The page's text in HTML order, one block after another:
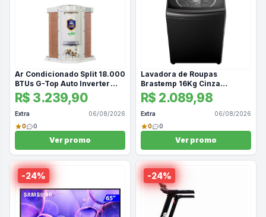
Ar Condicionado Split 18.000
BTUs G-Top Auto Inverter
Frio Gree
R$ 3.239,90
Extra
06/08/2026
0
0
Ver promo
Lavadora de Roupas
Brastemp 16Kg Cinza
Platinum com 12 Programas
de Lavagem com Smart
Sensor - BWF16A9
R$ 2.089,98
Extra
06/08/2026
0
0
Ver promo
-24% -24%